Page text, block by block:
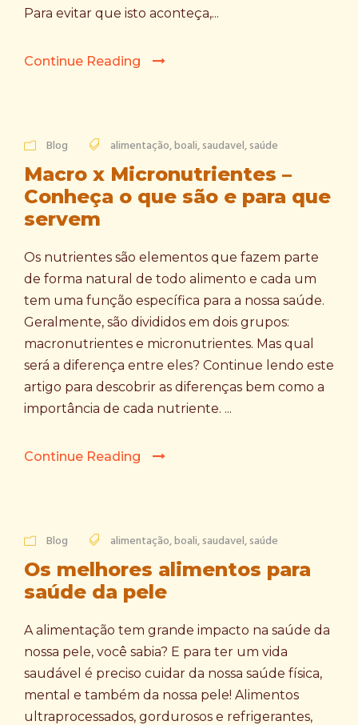
Para evitar que isto aconteça,...
Continue Reading
Blog alimentação,boali,saudavel,saúde
Macro x Micronutrientes –
Conheça o que são e para que
servem
Os nutrientes são elementos que fazem parte
de forma natural de todo alimento e cada um
tem uma função específica para a nossa saúde.
Geralmente, são divididos em dois grupos:
macronutrientes e micronutrientes. Mas qual
será a diferença entre eles? Continue lendo este
artigo para descobrir as diferenças bem como a
importância de cada nutriente. ...
Continue Reading
Blog alimentação,boali,saudavel,saúde
Os melhores alimentos para
saúde da pele
A alimentação tem grande impacto na saúde da
nossa pele, você sabia? E para ter um vida
saudável é preciso cuidar da nossa saúde física,
mental e também da nossa pele! Alimentos
ultraprocessados, gordurosos e refrigerantes,